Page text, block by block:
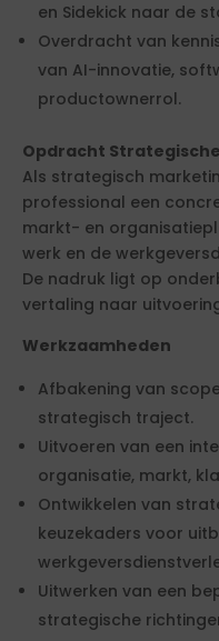
en Sidekick naar de
Overdracht van
van AI-innovatie,
productownerrol.
Opdracht
Als strategisch
professional een
markt- en
werk en de
De nadruk ligt op
vertaling naar
Werkzaamheden
Afbakening van
strategisch traject.
Uitvoeren van een
organisatie, markt,
Ontwikkelen van
keuzekaders voor
Uitwerken van een
strategische